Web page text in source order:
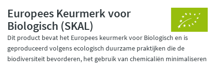
Europees Keurmerk voor
Biologisch (SKAL)
Dit product bevat het Europees keurmerk voor Biologisch en is
geproduceerd volgens ecologisch duurzame praktijken die de
biodiversiteit bevorderen, het gebruik van chemicaliën minimaliseren